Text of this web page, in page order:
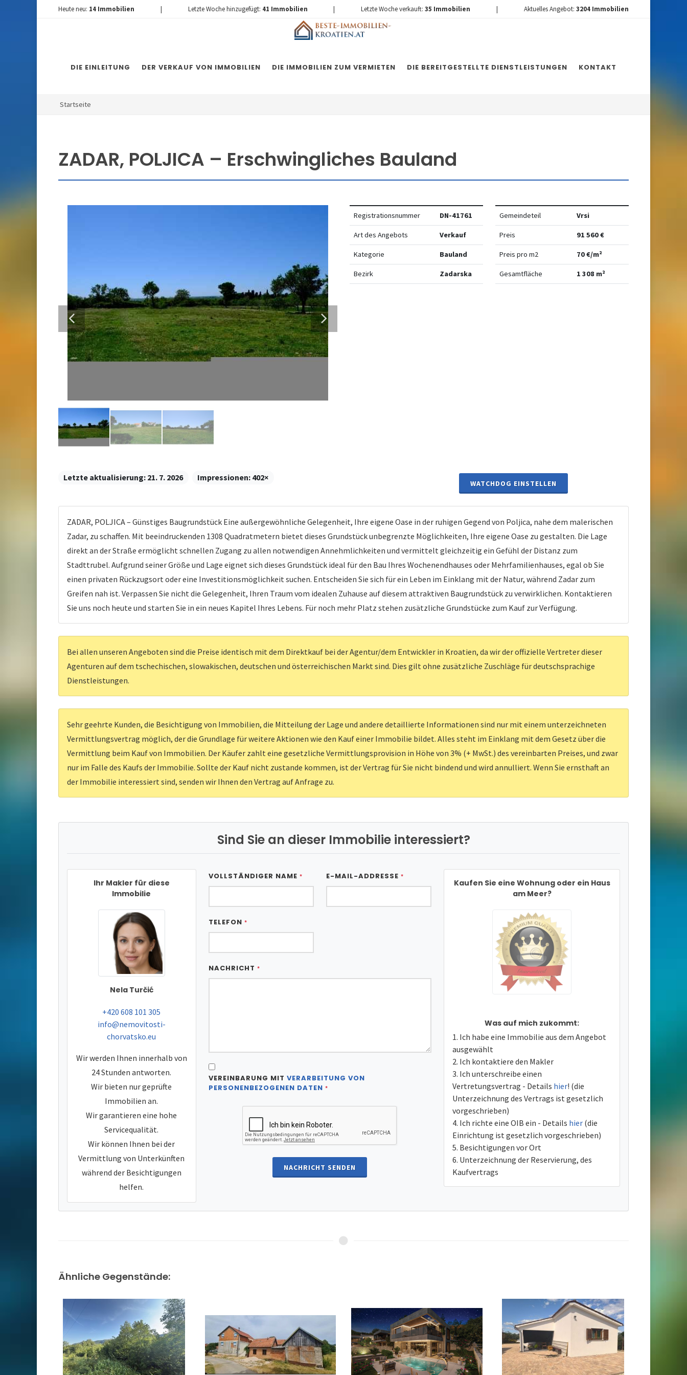
Heute neu: 14 Immobilien | Letzte Woche hinzugefügt: 41 Immobilien | Letzte Woche verkauft:35 Immobilien | Aktuelles Angebot: 3204 Immobilien
DIE EINLEITUNG DER VERKAUF VON IMMOBILIEN DIE IMMOBILIEN ZUM VERMIETEN DIE BEREITGESTELLTE DIENSTLEISTUNGEN KONTAKT
Startseite
ZADAR, POLJICA – Erschwingliches Bauland
Registrationsnummer DN-41761
Art des Angebots Verkauf
Kategorie Bauland
Bezirk Zadarska
Gemeindeteil Vrsi
Preis 91 560 €
Preis pro m2 70 €/m²
Gesamtfläche 1 308 m²
Letzte aktualisierung: 21. 7. 2026 Impressionen: 402×
WATCHDOG EINSTELLEN
ZADAR, POLJICA – Günstiges Baugrundstück Eine außergewöhnliche Gelegenheit, Ihre eigene Oase in der ruhigen Gegend von Poljica, nahe dem malerischen
Zadar, zu schaffen. Mit beeindruckenden 1308 Quadratmetern bietet dieses Grundstück unbegrenzte Möglichkeiten, Ihre eigene Oase zu gestalten. Die Lage
direkt an der Straße ermöglicht schnellen Zugang zu allen notwendigen Annehmlichkeiten und vermittelt gleichzeitig ein Gefühl der Distanz zum
Stadttrubel. Aufgrund seiner Größe und Lage eignet sich dieses Grundstück ideal für den Bau Ihres Wochenendhauses oder Mehrfamilienhauses, egal ob Sie
einen privaten Rückzugsort oder eine Investitionsmöglichkeit suchen. Entscheiden Sie sich für ein Leben im Einklang mit der Natur, während Zadar zum
Greifen nah ist. Verpassen Sie nicht die Gelegenheit, Ihren Traum vom idealen Zuhause auf diesem attraktiven Baugrundstück zu verwirklichen. Kontaktieren
Sie uns noch heute und starten Sie in ein neues Kapitel Ihres Lebens. Für noch mehr Platz stehen zusätzliche Grundstücke zum Kauf zur Verfügung.
Bei allen unseren Angeboten sind die Preise identisch mit dem Direktkauf bei der Agentur/dem Entwickler in Kroatien, da wir der offizielle Vertreter dieser
Agenturen auf dem tschechischen, slowakischen, deutschen und österreichischen Markt sind. Dies gilt ohne zusätzliche Zuschläge für deutschsprachige
Dienstleistungen.
Sehr geehrte Kunden, die Besichtigung von Immobilien, die Mitteilung der Lage und andere detaillierte Informationen sind nur mit einem unterzeichneten
Vermittlungsvertrag möglich, der die Grundlage für weitere Aktionen wie den Kauf einer Immobilie bildet. Alles steht im Einklang mit dem Gesetz über die
Vermittlung beim Kauf von Immobilien. Der Käufer zahlt eine gesetzliche Vermittlungsprovision in Höhe von 3% (+ MwSt.) des vereinbarten Preises, und zwar
nur im Falle des Kaufs der Immobilie. Sollte der Kauf nicht zustande kommen, ist der Vertrag für Sie nicht bindend und wird annulliert. Wenn Sie ernsthaft an
der Immobilie interessiert sind, senden wir Ihnen den Vertrag auf Anfrage zu.
Sind Sie an dieser Immobilie interessiert?
Ihr Makler für diese
Immobilie
Nela Turčić
tel:
+420 608 101 305
e-mail:
info@nemovitosti-
chorvatsko.eu
Wir werden Ihnen innerhalb von
24 Stunden antworten.
Wir bieten nur geprüfte
Immobilien an.
Wir garantieren eine hohe
Servicequalität.
Wir können Ihnen bei der
Vermittlung von Unterkünften
während der Besichtigungen
helfen.
VOLLSTÄNDIGER NAME * E-MAIL-ADDRESSE *
TELEFON *
NACHRICHT *
VEREINBARUNG MIT VERARBEITUNG VON
PERSONENBEZOGENEN DATEN *
NACHRICHT SENDEN
Kaufen Sie eine Wohnung oder ein Haus
am Meer?
Was auf mich zukommt:
Ich habe eine Immobilie aus dem Angebot
ausgewählt
Ich kontaktiere den Makler
Ich unterschreibe einen
Vertretungsvertrag - Details hier! (die
Unterzeichnung des Vertrags ist gesetzlich
vorgeschrieben)
Ich richte eine OIB ein - Details hier (die
Einrichtung ist gesetzlich vorgeschrieben)
Besichtigungen vor Ort
Unterzeichnung der Reservierung, des
Kaufvertrags
Ähnliche Gegenstände: